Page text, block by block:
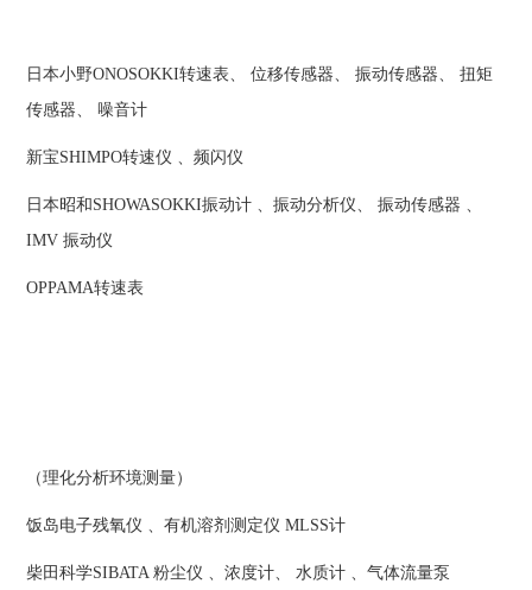
日本小野ONOSOKKI转速表、 位移传感器、 振动传感器、 扭矩
传感器、 噪音计
新宝SHIMPO转速仪 、频闪仪
日本昭和SHOWASOKKI振动计 、振动分析仪、 振动传感器 、
IMV 振动仪
OPPAMA转速表
（理化分析环境测量）
饭岛电子残氧仪 、有机溶剂测定仪 MLSS计
柴田科学SIBATA 粉尘仪 、浓度计、 水质计 、气体流量泵